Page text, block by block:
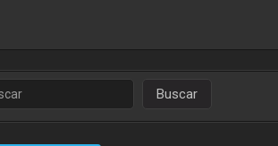
Buscar